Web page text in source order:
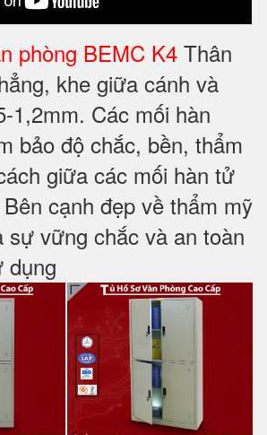
phòng BEMC K4 Thân
khe giữa cánh và
1,2mm. Các mối hàn
bảo độ chắc, bền, thẩm
giữa các mối hàn tử
cạnh đẹp về thẩm mỹ
sự vững chắc và an toàn
dụng